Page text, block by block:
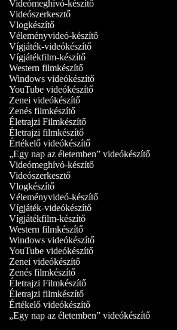
Videómeghívó-készítő
Videószerkesztő
Vlogkészítő
Véleményvideó-készítő
Vígjáték-videókészítő
Vígjátékfilm-készítő
Western filmkészítő
Windows videókészítő
YouTube videókészítő
Zenei videókészítő
Zenés filmkészítő
Életrajzi Filmkészítő
Életrajzi filmkészítő
Értékelő videókészítő
„Egy nap az életemben” videókészítő
Videómeghívó-készítő
Videószerkesztő
Vlogkészítő
Véleményvideó-készítő
Vígjáték-videókészítő
Vígjátékfilm-készítő
Western filmkészítő
Windows videókészítő
YouTube videókészítő
Zenei videókészítő
Zenés filmkészítő
Életrajzi Filmkészítő
Életrajzi filmkészítő
Értékelő videókészítő
„Egy nap az életemben” videókészítő